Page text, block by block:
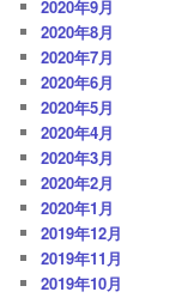
2020年9月
2020年8月
2020年7月
2020年6月
2020年5月
2020年4月
2020年3月
2020年2月
2020年1月
2019年12月
2019年11月
2019年10月